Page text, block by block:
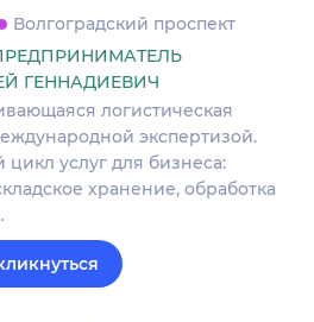
Волгоградский проспект
ГЕННАДИЕВИЧ
логистическая
экспертизой.
услуг для бизнеса:
хранение, обработка